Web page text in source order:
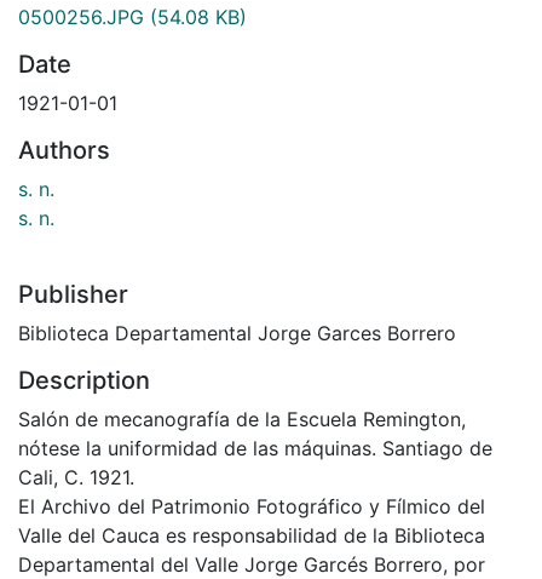
0500256.JPG (54.08 KB)
Date
1921-01-01
Authors
s. n.
s. n.
Publisher
Biblioteca Departamental Jorge Garces Borrero
Description
Salón de mecanografía de la Escuela Remington,
nótese la uniformidad de las máquinas. Santiago de
Cali, C. 1921.
El Archivo del Patrimonio Fotográfico y Fílmico del
Valle del Cauca es responsabilidad de la Biblioteca
Departamental del Valle Jorge Garcés Borrero, por